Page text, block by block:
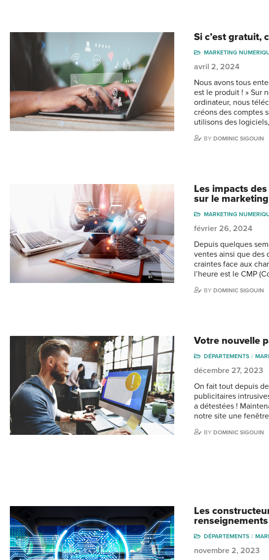
Si c’est gratuit,
MARKETING
avril 2, 2024
Nous avons tous
est le produit ! » Sur
ordinateur, nous
créons des comptes
utilisons des
BY DOMINIC SIGOUIN
Les impacts
sur le
MARKETING
février 26, 2024
Depuis quelques
ventes ainsi que des
craintes face aux
l’heure est le CMP
BY DOMINIC SIGOUIN
Votre nouvelle
DÉPARTEMENTS
décembre 27, 2023
On fait tout depuis
publicitaires
a détestées !
notre site une
BY DOMINIC SIGOUIN
Les
DÉPARTEMENTS
novembre 2, 2023